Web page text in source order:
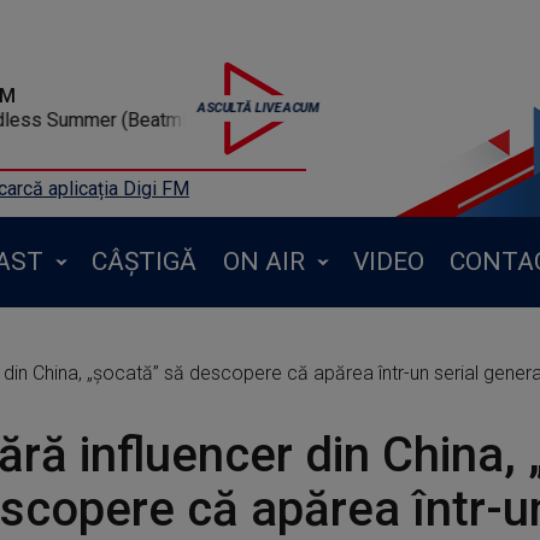
- Endless Summer (Beatmix)
aplicația Digi FM
CÂȘTIGĂ ON AIR VIDEO
China, „șocată” să descopere că apărea într-un serial
influencer din China,
că apărea într-